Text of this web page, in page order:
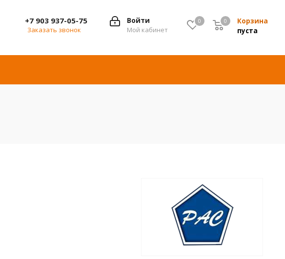
0 Корзина
0
пуста
0
Войти
Мой кабинет
+7 903 937-05-75
Заказать звонок